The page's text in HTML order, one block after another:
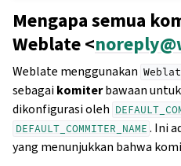
Mengapa semua
Weblate <noreply@
Weblate menggunakan
sebagaikomiterbawaan
dikonfigurasi oleh
DEFAULT_COMMITER_NAME . Ini
yang menunjukkan bahwa